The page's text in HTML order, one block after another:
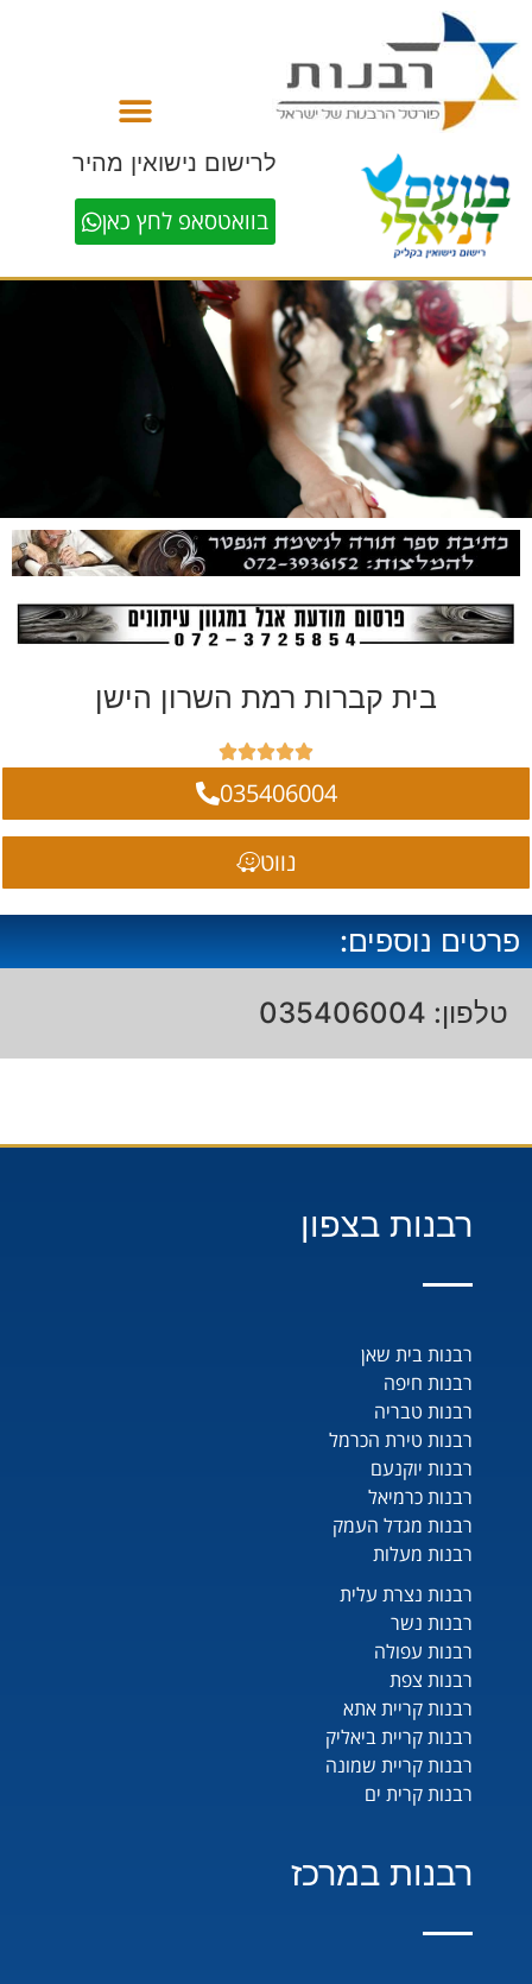
לרישום נישואין מהיר
בוואטסאפ לחץ כאן
בית קברות רמת השרון הישן





035406004
נווט
פרטים נוספים:
טלפון: 035406004
רבנות בצפון
רבנות בית שאן
רבנות חיפה
רבנות טבריה
רבנות טירת הכרמל
רבנות יוקנעם
רבנות כרמיאל
רבנות מגדל העמק
רבנות מעלות
רבנות נצרת עלית
רבנות נשר
רבנות עפולה
רבנות צפת
רבנות קריית אתא
רבנות קריית ביאליק
רבנות קריית שמונה
רבנות קרית ים
רבנות במרכז